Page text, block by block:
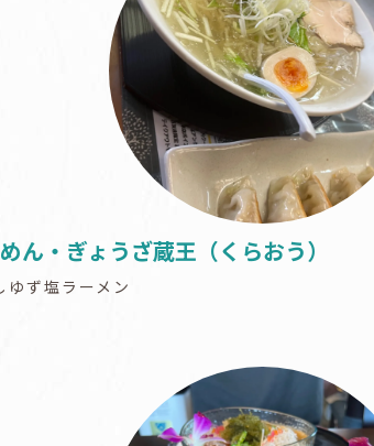
ん・ぎょうざ蔵王（くらおう）
ゆず塩ラーメン